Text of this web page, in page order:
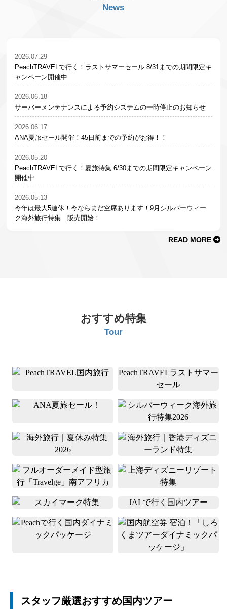
News
2026.07.29
PeachTRAVELで行く！ラストサマーセール 8/31までの期間限定キ
ャンペーン開催中
2026.06.18
サーバーメンテナンスによる予約システムの一時停止のお知らせ
2026.06.17
ANA夏旅セール開催！45日前までの予約がお得！！
2026.05.20
PeachTRAVELで行く！夏旅特集 6/30までの期間限定キャンペーン
開催中
2026.05.13
今年は最大5連休！今ならまだ空席あります！9月シルバーウィー
ク海外旅行特集 販売開始！
READ MORE
おすすめ特集
Tour
スタッフ厳選おすすめ国内ツアー